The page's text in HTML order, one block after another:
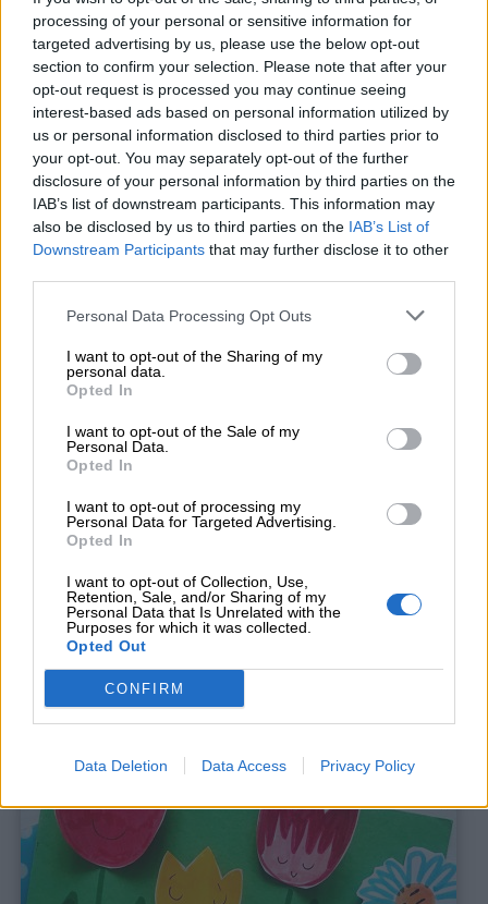
processing of your personal or sensitive information for
targeted advertising by us, please use the below opt-out
section to confirm your selection. Please note that after your
opt-out request is processed you may continue seeing
interest-based ads based on personal information utilized by
us or personal information disclosed to third parties prior to
your opt-out. You may separately opt-out of the further
disclosure of your personal information by third parties on the
IAB’s list of downstream participants. This information may
also be disclosed by us to third parties on the IAB’s List of
Downstream Participants that may further disclose it to other
Personal Data Processing Opt Outs
I want to opt-out of the Sharing of my
personal data.
Opted In
I want to opt-out of the Sale of my
Personal Data.
Opted In
I want to opt-out of processing my
Personal Data for Targeted Advertising.
Opted In
I want to opt-out of Collection, Use,
Retention, Sale, and/or Sharing of my
Personal Data that Is Unrelated with the
Purposes for which it was collected.
Opted Out
CONFIRM
Data Deletion Data Access Privacy Policy
Nomi
maschili
Nomi
femminili
Frasi
e
aforismi
Buongiorno
Auguri
Barzellette
Educazione
positiva